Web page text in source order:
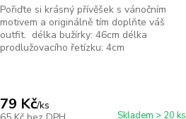
Pořiďte si krásný přívěšek s vánočním
motivem a originálně tím doplňte váš
outfit. délka bužírky: 46cm délka
prodlužovacího řetízku: 4cm
79 Kč/ks
Skladem > 20 ks